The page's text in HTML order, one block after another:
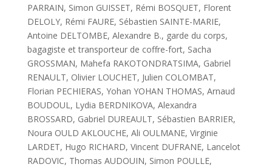
PARRAIN, Simon GUISSET, Rémi BOSQUET, Florent
DELOLY, Rémi FAURE, Sébastien SAINTE-MARIE,
Antoine DELTOMBE, Alexandre B., garde du corps,
bagagiste et transporteur de coffre-fort, Sacha
GROSSMAN, Mahefa RAKOTONDRATSIMA, Gabriel
RENAULT, Olivier LOUCHET, Julien COLOMBAT,
Florian PECHIERAS, Yohan YOHAN THOMAS, Arnaud
BOUDOUL, Lydia BERDNIKOVA, Alexandra
BROSSARD, Gabriel DUREAULT, Sébastien BARRIER,
Noura OULD AKLOUCHE, Ali OULMANE, Virginie
LARDET, Hugo RICHARD, Vincent DUFRANE, Lancelot
RADOVIC, Thomas AUDOUIN, Simon POULLE,